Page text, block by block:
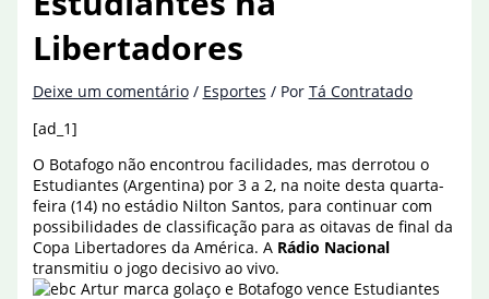
Libertadores
Deixe um comentário / Esportes / Por Tá Contratado
[ad_1]
O Botafogo não encontrou facilidades, mas derrotou o
Estudiantes (Argentina) por 3 a 2, na noite desta quarta-
feira (14) no estádio Nilton Santos, para continuar com
possibilidades de classificação para as oitavas de final da
Copa Libertadores da América. A Rádio Nacional
transmitiu o jogo decisivo ao vivo.